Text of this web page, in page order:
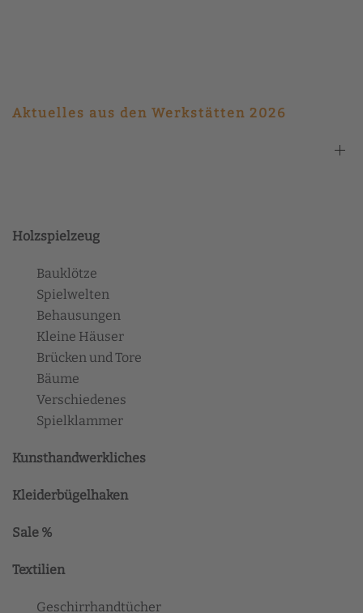
Aktuelles aus den Werkstätten 2026
Holzspielzeug
Bauklötze
Spielwelten
Behausungen
Kleine Häuser
Brücken und Tore
Bäume
Verschiedenes
Spielklammer
Kunsthandwerkliches
Kleiderbügelhaken
Sale %
Textilien
Geschirrhandtücher